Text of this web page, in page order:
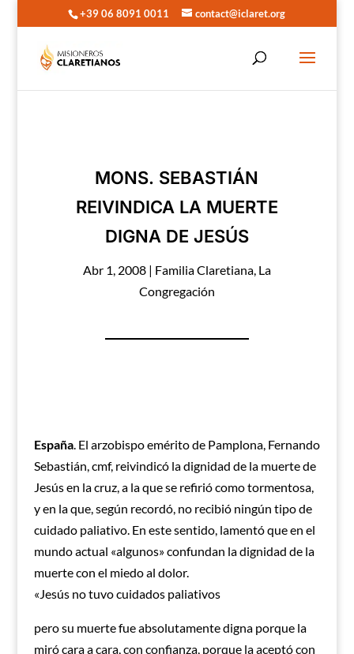
+39 06 8091 0011 contact@iclaret.org
MONS. SEBASTIÁN
REIVINDICA LA MUERTE
DIGNA DE JESÚS
Abr 1, 2008| Familia Claretiana, La
Congregación
España. El arzobispo emérito de Pamplona, Fernando
Sebastián, cmf, reivindicó la dignidad de la muerte de
Jesús en la cruz, a la que se refirió como tormentosa,
y en la que, según recordó, no recibió ningún tipo de
cuidado paliativo. En este sentido, lamentó que en el
mundo actual «algunos» confundan la dignidad de la
muerte con el miedo al dolor.
«Jesús no tuvo cuidados paliativos
pero su muerte fue absolutamente digna porque la
miró cara a cara, con confianza, porque la aceptó con